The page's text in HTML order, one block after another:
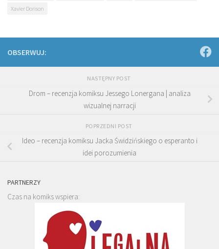
Xavier Dorison
OBSERWUJ:
NASTĘPNY POST
Drom – recenzja komiksu Jessego Lonergana | analiza
wizualnej narracji
POPRZEDNI POST
Ideo – recenzja komiksu Jacka Świdzińskiego o esperanto i
idei porozumienia
PARTNERZY
Czas na komiks wspiera: